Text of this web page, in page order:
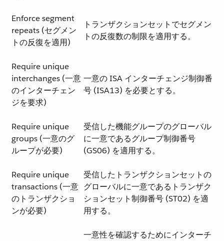
Enforce segment
repeats (セグメン
トの反復を適用)
トランザクションセットでセグメン
トの反復数の制限を適用する。
Require unique
interchanges (一意
のインターチェン
ジを要求)
一意の ISA インターチェンジ制御番
号 (ISA13) を必要とする。
Require unique
groups (一意のグ
ループが必要)
受信した機能グループのグローバル
に一意であるグループ制御番号
(GS06) を適用する。
Require unique
transactions (一意
のトランザクショ
ンが必要)
受信したトランザクションセットの
グローバルに一意であるトランザク
ションセット制御番号 (ST02) を適
用する。
一意性を確認するためにインターチ